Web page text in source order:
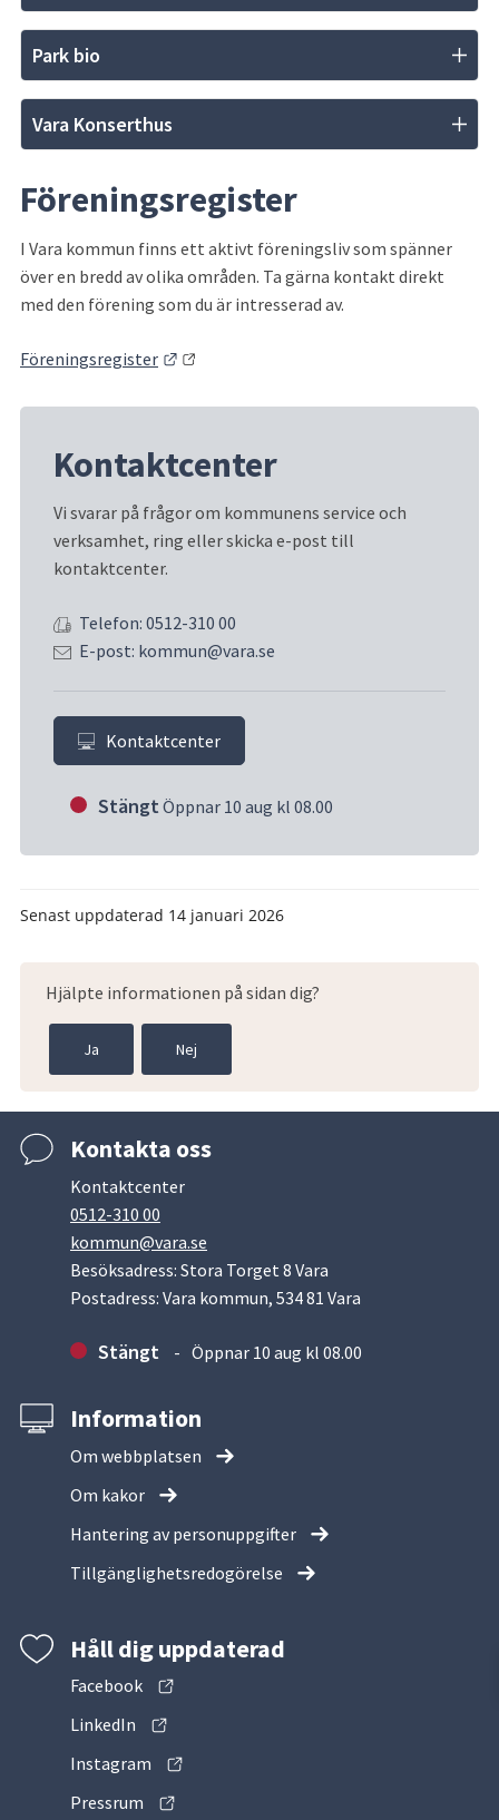
Park bio
Vara Konserthus
Föreningsregister
I Vara kommun finns ett aktivt föreningsliv som spänner
över en bredd av olika områden. Ta gärna kontakt direkt
med den förening som du är intresserad av.
Föreningsregister Länk till annan webbplats.
Kontaktcenter
Vi svarar på frågor om kommunens service och
verksamhet, ring eller skicka e-post till
kontaktcenter.
Telefon: 0512-310 00
E-post: kommun@vara.se
Kontaktcenter
Stängt Öppnar 10 aug kl 08.00
Senast uppdaterad 14 januari 2026
Hjälpte informationen på sidan dig?
Ja Nej
Kontakta oss
Kontaktcenter
0512-310 00
kommun@vara.se
Besöksadress: Stora Torget 8 Vara
Postadress: Vara kommun, 534 81 Vara
Stängt Öppnar 10 aug kl 08.00
Information
Om webbplatsen
Om kakor
Hantering av personuppgifter
Tillgänglighetsredogörelse
Håll dig uppdaterad
Facebook
LinkedIn
Instagram
Pressrum